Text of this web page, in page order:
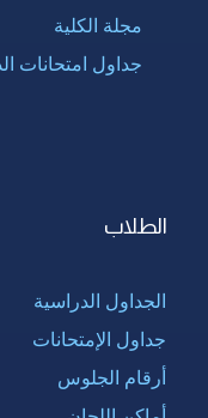
مجلة الكلية
جداول امتحانات
الطلاب
الجداول الدراسية
جداول الإمتحانات
أرقام الجلوس